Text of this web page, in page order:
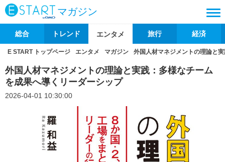
マガジン
総合 トレンド エンタメ 旅行 経済
E START トップページ エンタメ マガジン 外国人材マネジメントの理論と
外国人材マネジメントの理論と実践：多様なチーム
を成果へ導くリーダーシップ
2026-04-01 10:30:00